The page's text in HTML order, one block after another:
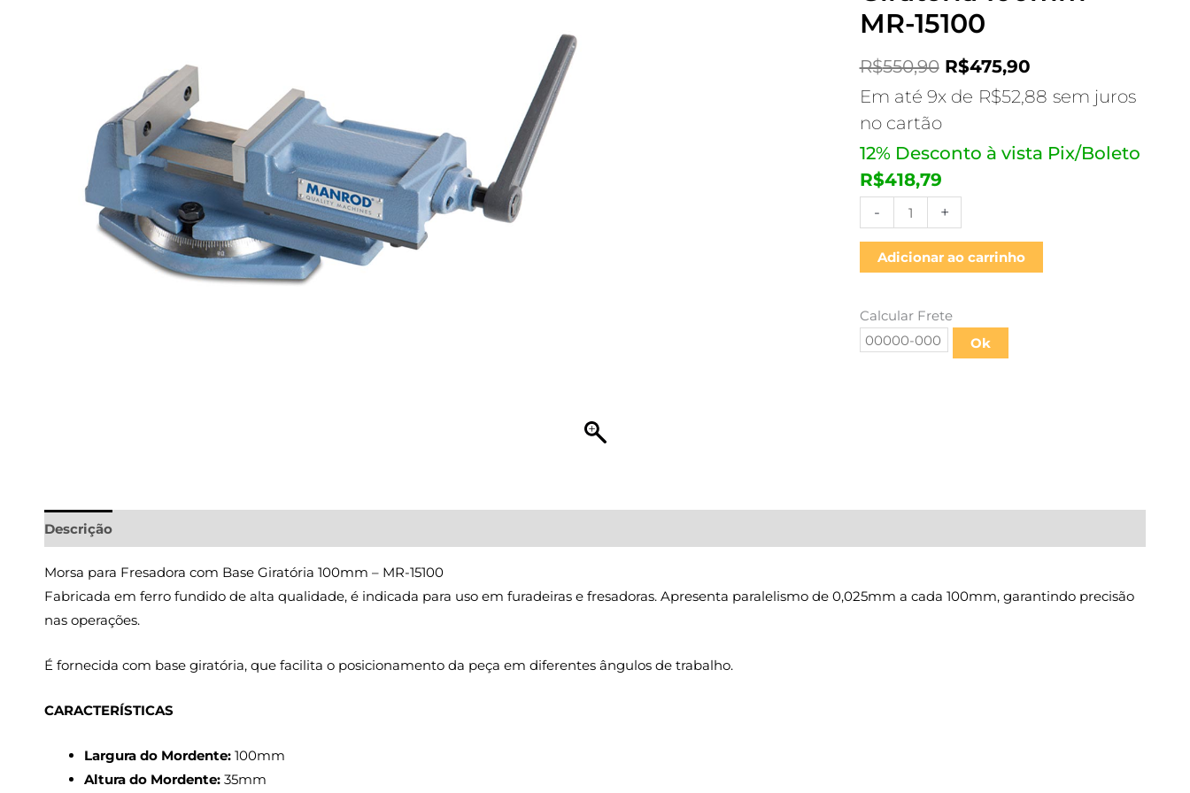
MR-15100
R$550,90 R$475,90
Em até 9x de R$52,88 sem juros
no cartão
12% Desconto à vista Pix/Boleto
R$418,79
-
100mm
MR-
15100
quantidade
+
Adicionar ao carrinho
Calcular Frete
Ok
Descrição
Morsa para Fresadora com Base Giratória 100mm – MR-15100
Fabricada em ferro fundido de alta qualidade, é indicada para uso em furadeiras e fresadoras. Apresenta paralelismo de 0,025mm a cada 100mm, garantindo precisão
nas operações.
É fornecida com base giratória, que facilita o posicionamento da peça em diferentes ângulos de trabalho.
CARACTERÍSTICAS
Largura do Mordente: 100mm
Altura do Mordente: 35mm